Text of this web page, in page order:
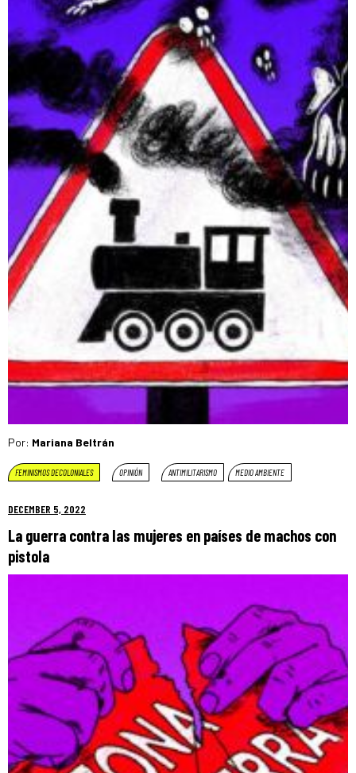
Por: Mariana Beltrán
FEMINISMOS DECOLONIALES OPINIÓN ANTIMILITARISMO MEDIO AMBIENTE
DECEMBER 5, 2022
La guerra contra las mujeres en países de machos con
pistola